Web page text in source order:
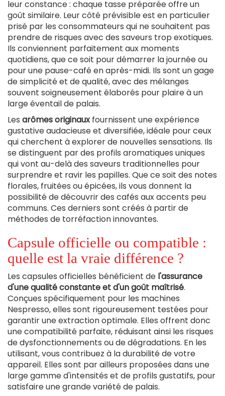
leur constance : chaque tasse préparée offre un
goût similaire. Leur côté prévisible est en particulier
prisé par les consommateurs qui ne souhaitent pas
prendre de risques avec des saveurs trop exotiques.
Ils conviennent parfaitement aux moments
quotidiens, que ce soit pour démarrer la journée ou
pour une pause-café en après-midi. Ils sont un gage
de simplicité et de qualité, avec des mélanges
souvent soigneusement élaborés pour plaire à un
large éventail de palais.
Les arômes originaux fournissent une expérience
gustative audacieuse et diversifiée, idéale pour ceux
qui cherchent à explorer de nouvelles sensations. Ils
se distinguent par des profils aromatiques uniques
qui vont au-delà des saveurs traditionnelles pour
surprendre et ravir les papilles. Que ce soit des notes
florales, fruitées ou épicées, ils vous donnent la
possibilité de découvrir des cafés aux accents peu
communs. Ces derniers sont créés à partir de
méthodes de torréfaction innovantes.
Capsule officielle ou compatible :
quelle est la vraie différence ?
Les capsules officielles bénéficient de l'assurance
d'une qualité constante et d'un goût maîtrisé.
Conçues spécifiquement pour les machines
Nespresso, elles sont rigoureusement testées pour
garantir une extraction optimale. Elles offrent donc
une compatibilité parfaite, réduisant ainsi les risques
de dysfonctionnements ou de dégradations. En les
utilisant, vous contribuez à la durabilité de votre
appareil. Elles sont par ailleurs proposées dans une
large gamme d'intensités et de profils gustatifs, pour
satisfaire une grande variété de palais.